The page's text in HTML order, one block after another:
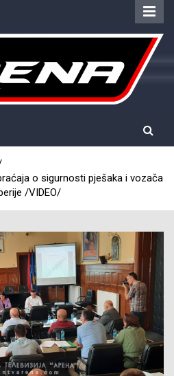
o sigurnosti pješaka i vozača
/VIDEO/